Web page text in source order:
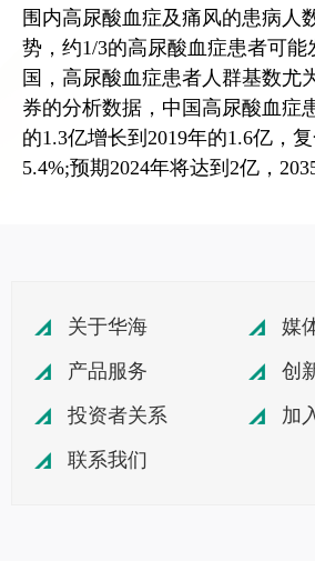
围内高尿酸血症及痛风的患病人
势，约1/3的高尿酸血症患者可能
国，高尿酸血症患者人群基数尤
券的分析数据，中国高尿酸血症
的1.3亿增长到2019年的1.6亿，
5.4%;预期2024年将达到2亿，
关于华海
媒
产品服务
创
投资者关系
加
联系我们